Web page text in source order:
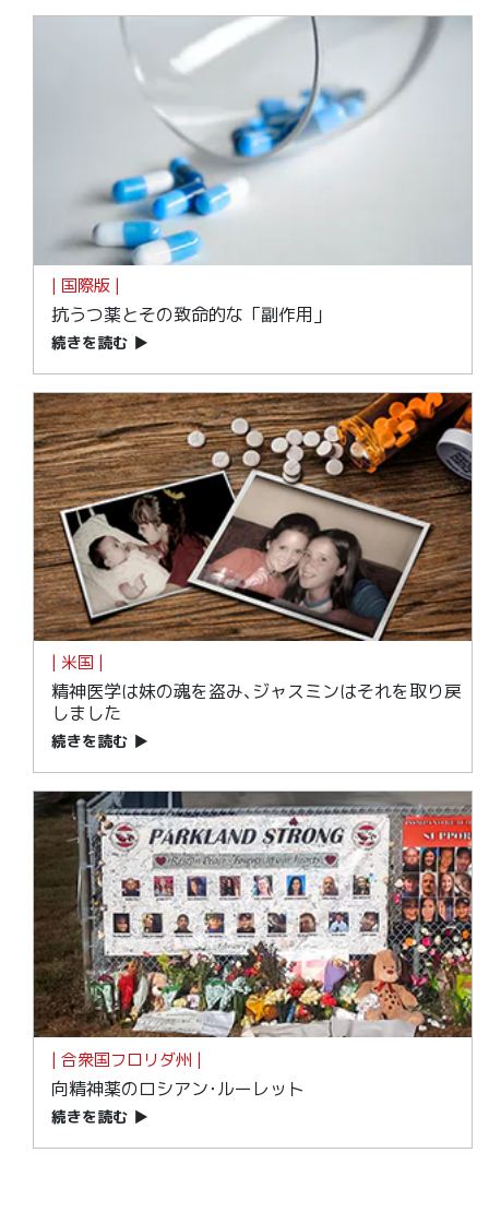
| 国際版 |
抗うつ薬とその致命的な「副作用」
続きを読む ▶
| 米国 |
精神医学は妹の魂を盗み､ジャスミンはそれを取り戻
しました
続きを読む ▶
| 合衆国フロリダ州 |
向精神薬のロシアン･ルーレット
続きを読む ▶